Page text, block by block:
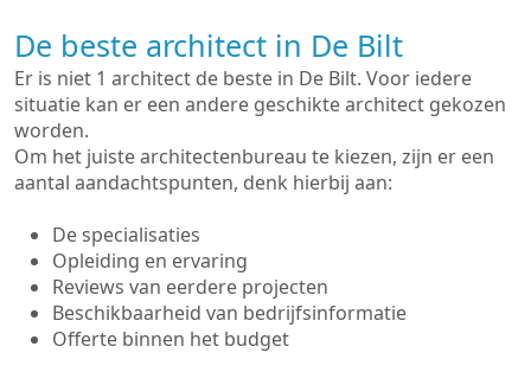
De beste architect in De Bilt
Er is niet 1 architect de beste in De Bilt. Voor iedere
situatie kan er een andere geschikte architect gekozen
worden.
Om het juiste architectenbureau te kiezen, zijn er een
aantal aandachtspunten, denk hierbij aan:
De specialisaties
Opleiding en ervaring
Reviews van eerdere projecten
Beschikbaarheid van bedrijfsinformatie
Offerte binnen het budget